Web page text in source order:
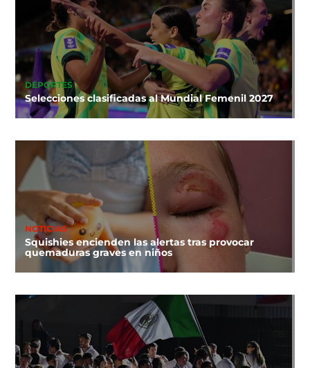
DEPORTES
Selecciones clasificadas al Mundial Femenil 2027
NOTICIAS
Squishies encienden las alertas tras provocar
quemaduras graves en niños